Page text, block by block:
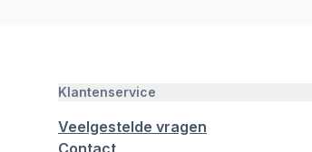
Klantenservice
Veelgestelde vragen
Contact